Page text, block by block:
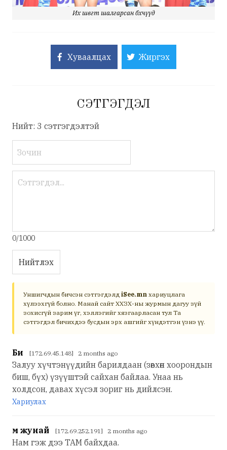
Их шөвөгт шалгарсан бөхчүүд
Хуваалцах Жиргэх
СЭТГЭГДЭЛ
Нийт: 3 сэтгэгдэлтэй
0/1000
Нийтлэх
Уншигчдын бичсэн сэтгэгдэлд iSee.mn хариуцлага
хүлээхгүй болно. Манай сайт ХХЗХ-ны журмын дагуу зүй
зохисгүй зарим үг, хэллэгийг хязгаарласан тул Та
сэтгэгдэл бичихдээ бусдын эрх ашгийг хүндэтгэн үзнэ үү.
Би [172.69.45.148] 2 months ago
Залуу хүчтэнүүдийн барилдаан (зөвхөн хоорондын
биш, бүх) үзүүштэй сайхан байлаа. Унаа нь
холдсон, давах хүсэл зориг нь дийлсэн.
Хариулах
Өм жунай [172.69.252.191] 2 months ago
Нам гэж дээ ТАМ байхдаа.